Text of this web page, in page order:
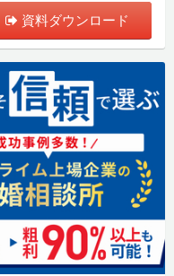
資料ダウンロード